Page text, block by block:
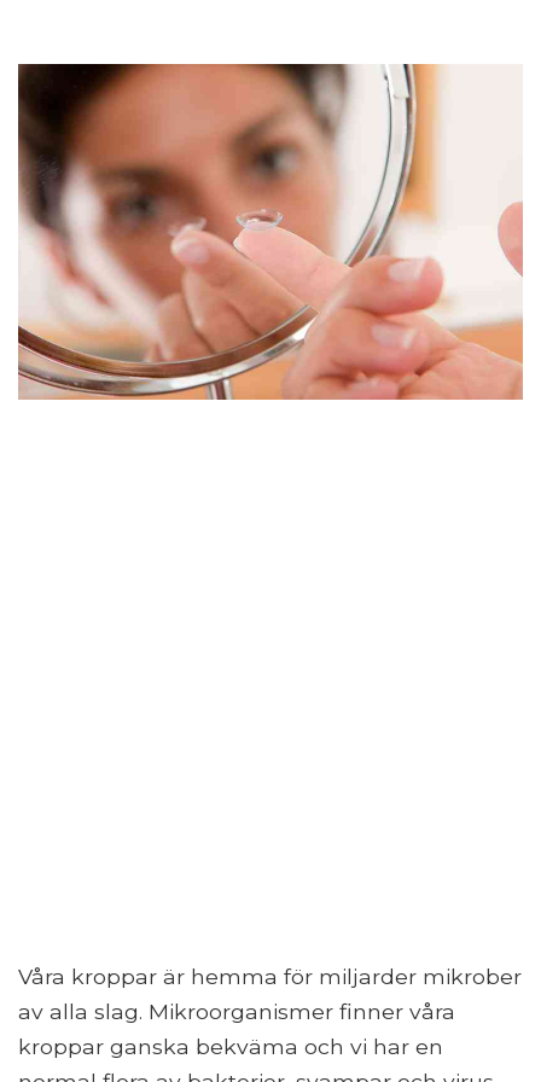
Våra kroppar är hemma för miljarder mikrober
av alla slag. Mikroorganismer finner våra
kroppar ganska bekväma och vi har en